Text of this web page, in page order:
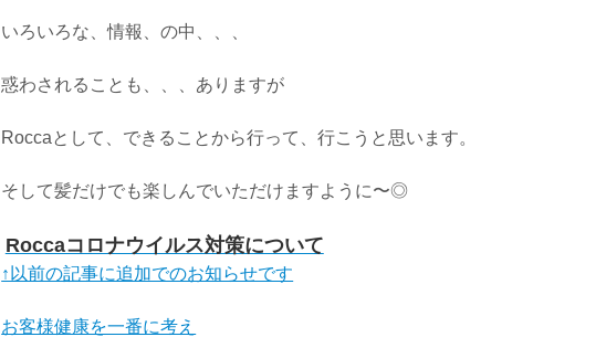
いろいろな、情報、の中、、、
惑わされることも、、、ありますが
Roccaとして、できることから行って、行こうと思います。
そして髪だけでも楽しんでいただけますように〜◎
Roccaコロナウイルス対策について
↑以前の記事に追加でのお知らせです
お客様健康を一番に考え